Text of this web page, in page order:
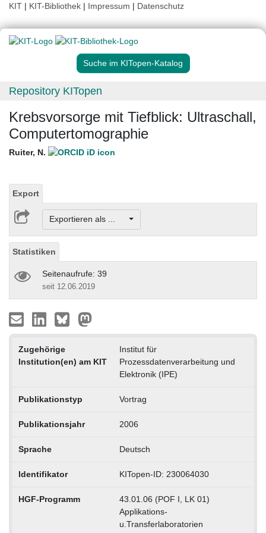
KIT | KIT-Bibliothek | Impressum | Datenschutz
Suche im KITopen-Katalog
Repository KITopen
Krebsvorsorge mit Tiefblick: Ultraschall,
Computertomographie
Ruiter, N.
Export
Exportieren als ...
Statistiken
Seitenaufrufe: 39
seit 12.06.2019
Zugehörige
Institution(en) am KIT
Institut für
Prozessdatenverarbeitung und
Elektronik (IPE)
Publikationstyp Vortrag
Publikationsjahr 2006
Sprache Deutsch
Identifikator KITopen-ID: 230064030
HGF-Programm
43.01.06 (POF I, LK 01)
Applikations-
u.Transferlaboratorien